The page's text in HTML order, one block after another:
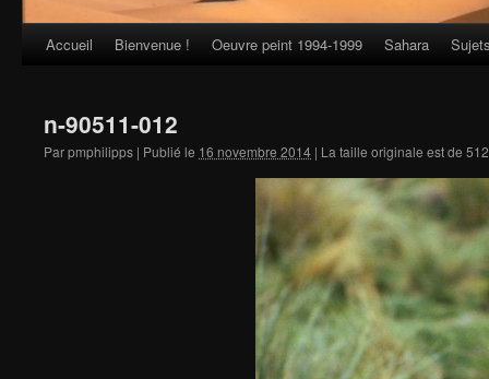
Skip
content
Accueil Bienvenue ! Oeuvre peint 1994-1999 Sahara
n-90511-012
Parpmphilipps | Publié le 16 novembre 2014 | La taille originale est de